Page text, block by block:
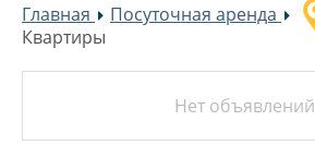
Главная »Посуточная аренда
Квартиры
Нет объявлений